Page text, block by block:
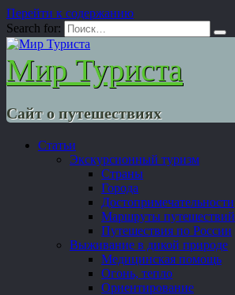
Перейти к содержанию
Search for:
Мир Туриста
Сайт о путешествиях
Статьи
Экскурсионный туризм
Страны
Города
Достопримечательности
Маршруты путешествий
Путешествия по России
Выживание в дикой природе
Медицинская помощь
Огонь, тепло
Ориентирование